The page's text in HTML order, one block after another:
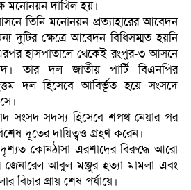
মনোনয়ন দাখিল হয়।
তিনি মনোনয়ন প্রত্যাহারের আবেদন
দুটির ক্ষেত্রে আবেদন বিধিসম্মত হয়নি
হাসপাতালে থেকেই রংপুর-৩ আসনে
তার দল জাতীয় পার্টি বিএনপির
দল হিসেবে আবির্ভূত হয়ে সংসদে
সংসদ সদস্য হিসেবে শপথ নেয়ার পর
দূতের দায়িত্বও গ্রহণ করেন।
কোনঠাসা এরশাদের বিরুদ্ধে আরো
জেনারেল আবুল মঞ্জুর হত্যা মামলা এবং
বিচার প্রায় শেষ পর্যায়ে।